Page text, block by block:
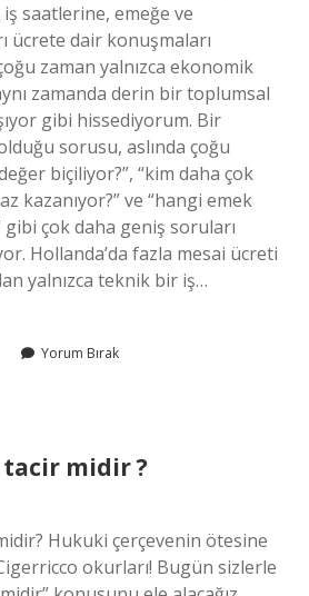
iş saatlerine, emeğe ve
ücrete dair konuşmaları
zaman yalnızca ekonomik
zamanda derin bir toplumsal
gibi hissediyorum. Bir
sorusu, aslında çoğu
biçiliyor?”, “kim daha çok
kazanıyor?” ve “hangi emek
gibi çok daha geniş soruları
Hollanda’da fazla mesai ücreti
yalnızca teknik bir iş…
Yorum Bırak
tacir midir ?
Hukuki çerçevenin ötesine
okurları! Bugün sizlerle